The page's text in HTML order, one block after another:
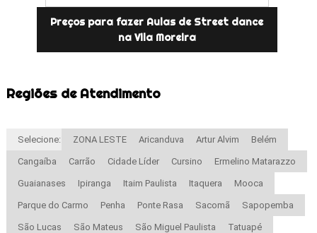
Preços para fazer Aulas de Street dance
na Vila Moreira
Regiões de Atendimento
Selecione: ZONA LESTE Aricanduva Artur Alvim Belém
Cangaíba Carrão Cidade Líder Cursino Ermelino Matarazzo
Guaianases Ipiranga Itaim Paulista Itaquera Mooca
Parque do Carmo Penha Ponte Rasa Sacomã Sapopemba
São Lucas São Mateus São Miguel Paulista Tatuapé